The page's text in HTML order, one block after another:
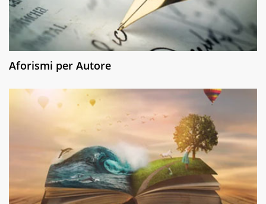
Aforismi per Autore